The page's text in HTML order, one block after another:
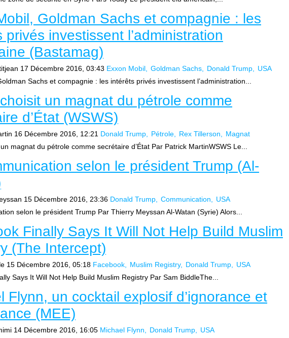
Goldman Sachs et compagnie : les
privés investissent l’administration
(Bastamag)
17 Décembre 2016, 03:43 Exxon Mobil Goldman Sachs Donald Trump
USA
Sachs et compagnie : les intérêts privés investissent l’administration...
un magnat du pétrole comme
d’État (WSWS)
16 Décembre 2016, 12:21 Donald Trump Pétrole Rex Tillerson
Magnat
magnat du pétrole comme secrétaire d’État Par Patrick MartinWSWS Le...
selon le président Trump (Al-
15 Décembre 2016, 23:36 Donald Trump Communication
USA
selon le président Trump Par Thierry Meyssan Al-Watan (Syrie) Alors...
Finally Says It Will Not Help Build Muslim
(The Intercept)
15 Décembre 2016, 05:18 Facebook Muslim Registry Donald Trump
USA
Says It Will Not Help Build Muslim Registry Par Sam BiddleThe...
Flynn, un cocktail explosif d’ignorance et
(MEE)
14 Décembre 2016, 16:05 Michael Flynn Donald Trump
USA